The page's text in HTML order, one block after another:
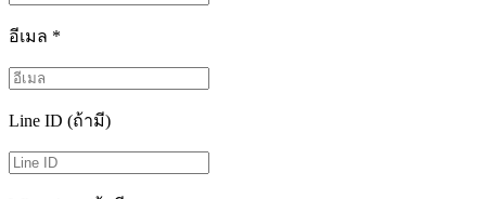
อีเมล *
Line ID (ถ้ามี)